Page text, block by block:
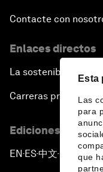
Esta
Las
para
que
Contacte con
Enlaces directos
La sostenibilidad en
Carreras
Ediciones en
EN ▪ ES▪中文▪ 日本語